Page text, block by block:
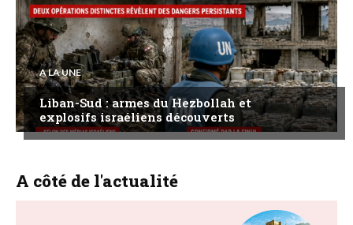
A LA UNE
Liban-Sud : armes du Hezbollah et
explosifs israéliens découverts
A côté de l'actualité